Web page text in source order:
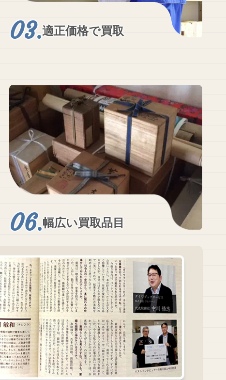
適正価格で買取
幅広い買取品目